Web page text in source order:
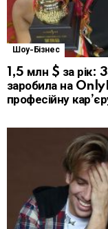
Шоу-Бізнес
1,5 млн $ за рік:
заробила на
професійну